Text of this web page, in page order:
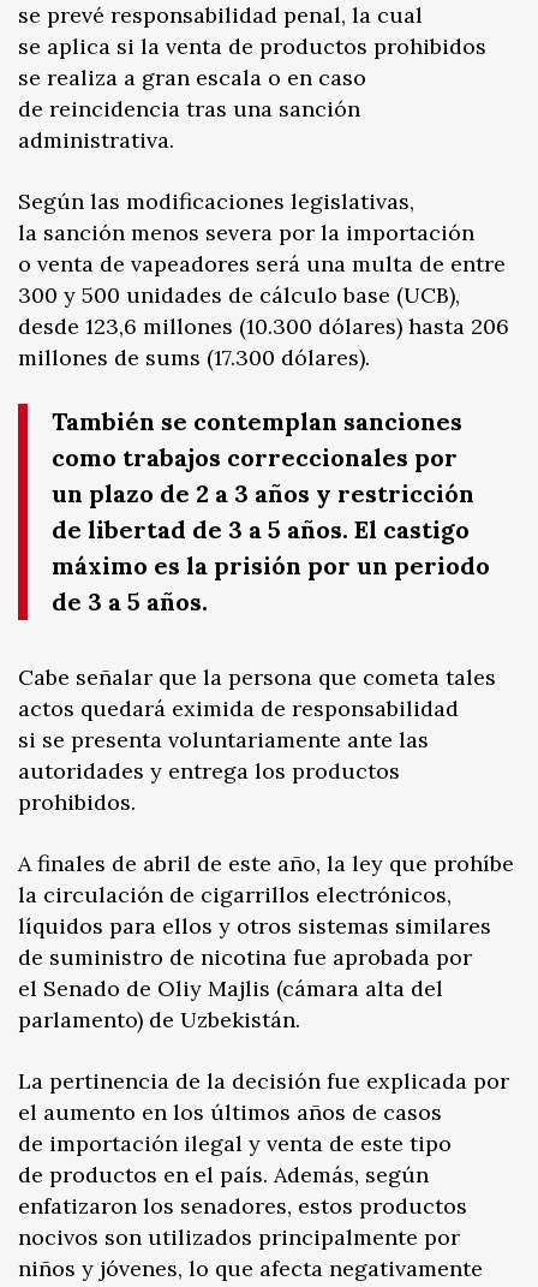
se prevé responsabilidad penal, la cual
se aplica si la venta de productos prohibidos
se realiza a gran escala o en caso
de reincidencia tras una sanción
administrativa.
Según las modificaciones legislativas,
la sanción menos severa por la importación
o venta de vapeadores será una multa de entre
300 y 500 unidades de cálculo base (UCB),
desde 123,6 millones (10.300 dólares) hasta 206
millones de sums (17.300 dólares).
También se contemplan sanciones
como trabajos correccionales por
un plazo de 2 a 3 años y restricción
de libertad de 3 a 5 años. El castigo
máximo es la prisión por un periodo
de 3 a 5 años.
Cabe señalar que la persona que cometa tales
actos quedará eximida de responsabilidad
si se presenta voluntariamente ante las
autoridades y entrega los productos
prohibidos.
A finales de abril de este año, la ley que prohíbe
la circulación de cigarrillos electrónicos,
líquidos para ellos y otros sistemas similares
de suministro de nicotina fue aprobada por
el Senado de Oliy Majlis (cámara alta del
parlamento) de Uzbekistán.
La pertinencia de la decisión fue explicada por
el aumento en los últimos años de casos
de importación ilegal y venta de este tipo
de productos en el país. Además, según
enfatizaron los senadores, estos productos
nocivos son utilizados principalmente por
niños y jóvenes, lo que afecta negativamente